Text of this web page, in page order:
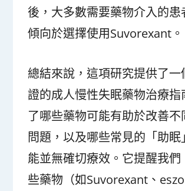
後，大多數需要藥物介入的患
傾向於選擇使用Suvorexant。
總結來說，這項研究提供了一
證的成人慢性失眠藥物治療指
了哪些藥物可能有助於改善不
問題，以及哪些常見的「助眠
能並無確切療效。它提醒我們
些藥物（如Suvorexant、